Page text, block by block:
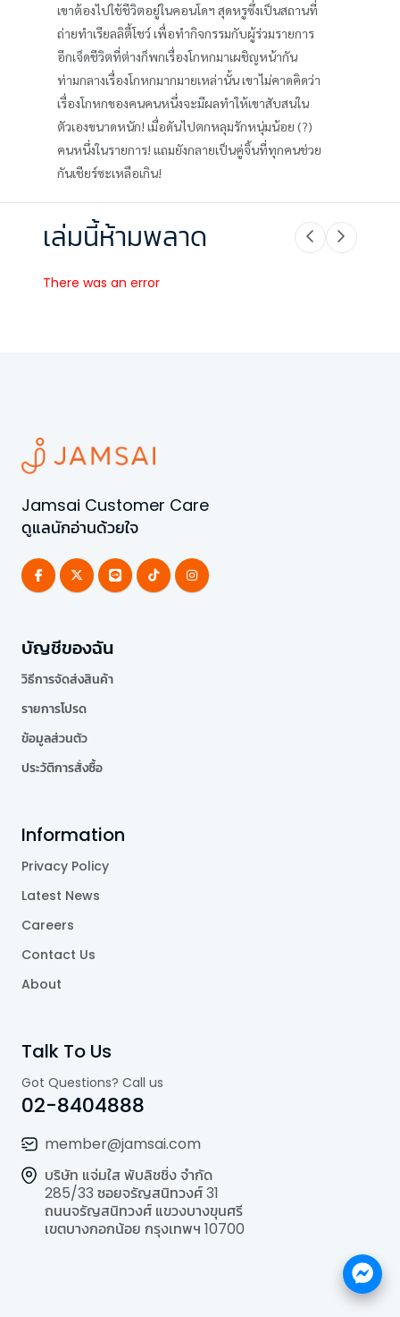
เขาต้องไปใช้ชีวิตอยู่ในคอนโดฯ สุดหรูซึ่งเป็นสถานที่
ถ่ายทำเรียลลิตี้โชว์ เพื่อทำกิจกรรมกับผู้ร่วมรายการ
อีกเจ็ดชีวิตที่ต่างก็พกเรื่องโกหกมาเผชิญหน้ากัน
ท่ามกลางเรื่องโกหกมากมายเหล่านั้น เขาไม่คาดคิดว่า
เรื่องโกหกของคนคนหนึ่งจะมีผลทำให้เขาสับสนใน
ตัวเองขนาดหนัก! เมื่อดันไปตกหลุมรักหนุ่มน้อย (?)
คนหนึ่งในรายการ! แถมยังกลายเป็นคู่จิ้นที่ทุกคนช่วย
กันเชียร์ซะเหลือเกิน!
เล่มนี้ห้ามพลาด
There was an error
Jamsai Customer Care
ดูแลนักอ่านด้วยใจ
บัญชีของฉัน
วิธีการจัดส่งสินค้า
รายการโปรด
ข้อมูลส่วนตัว
ประวัติการสั่งซื้อ
Information
Privacy Policy
Latest News
Careers
Contact Us
About
Talk To Us
Got Questions? Call us
02-8404888
member@jamsai.com
บริษัท แจ่มใส พับลิชชิ่ง จำกัด
285/33 ซอยจรัญสนิทวงศ์ 31
ถนนจรัญสนิทวงศ์ แขวงบางขุนศรี
เขตบางกอกน้อย กรุงเทพฯ 10700